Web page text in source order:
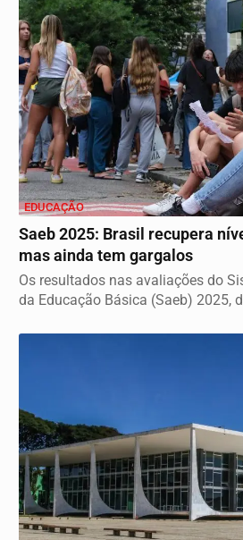
EDUCAÇÃO
Saeb 2025: Brasil recupera
mas ainda tem gargalos
Os resultados nas avaliações do
da Educação Básica (Saeb) 2025,